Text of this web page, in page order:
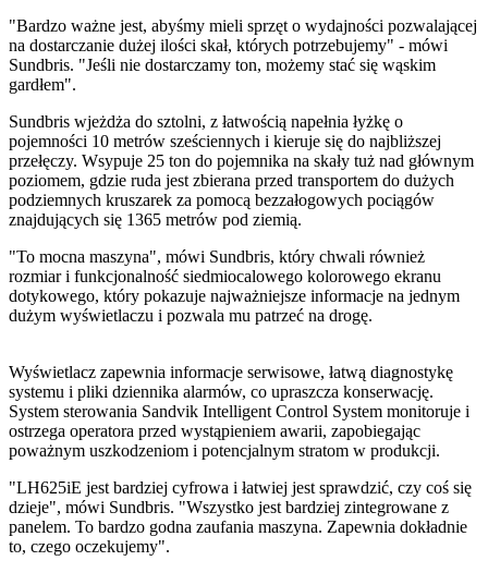
"Bardzo ważne jest, abyśmy mieli sprzęt o wydajności pozwalającej
na dostarczanie dużej ilości skał, których potrzebujemy" - mówi
Sundbris. "Jeśli nie dostarczamy ton, możemy stać się wąskim
gardłem".
Sundbris wjeżdża do sztolni, z łatwością napełnia łyżkę o
pojemności 10 metrów sześciennych i kieruje się do najbliższej
przełęczy. Wsypuje 25 ton do pojemnika na skały tuż nad głównym
poziomem, gdzie ruda jest zbierana przed transportem do dużych
podziemnych kruszarek za pomocą bezzałogowych pociągów
znajdujących się 1365 metrów pod ziemią.
"To mocna maszyna", mówi Sundbris, który chwali również
rozmiar i funkcjonalność siedmiocalowego kolorowego ekranu
dotykowego, który pokazuje najważniejsze informacje na jednym
dużym wyświetlaczu i pozwala mu patrzeć na drogę.
Wyświetlacz zapewnia informacje serwisowe, łatwą diagnostykę
systemu i pliki dziennika alarmów, co upraszcza konserwację.
System sterowania Sandvik Intelligent Control System monitoruje i
ostrzega operatora przed wystąpieniem awarii, zapobiegając
poważnym uszkodzeniom i potencjalnym stratom w produkcji.
"LH625iE jest bardziej cyfrowa i łatwiej jest sprawdzić, czy coś się
dzieje", mówi Sundbris. "Wszystko jest bardziej zintegrowane z
panelem. To bardzo godna zaufania maszyna. Zapewnia dokładnie
to, czego oczekujemy".